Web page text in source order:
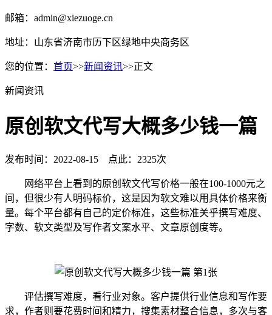
邮箱：admin@xiezuoge.cn
地址：山东省济南市历下区绿地中央商务区
您的位置： 首页>>新闻资讯>>正文
新闻资讯
原创软文代写大概多少钱一篇
发布时间：2022-08-15 点此：2325次
网络平台上看到的原创软文代写价格一般在100-1000元之
间，但很少有人明码标价，这是因为软文难以用具体价格来衡
量。每个平台都有自己的定价标准，这些标准关乎撰写难度、
字数、软文类型及写作者文案水平、文章原创度等。
评估撰写难度，看行业对象。客户提供行业信息和写作要
求，作者则要花费时间和精力，搜集素材整合信息，多次与客